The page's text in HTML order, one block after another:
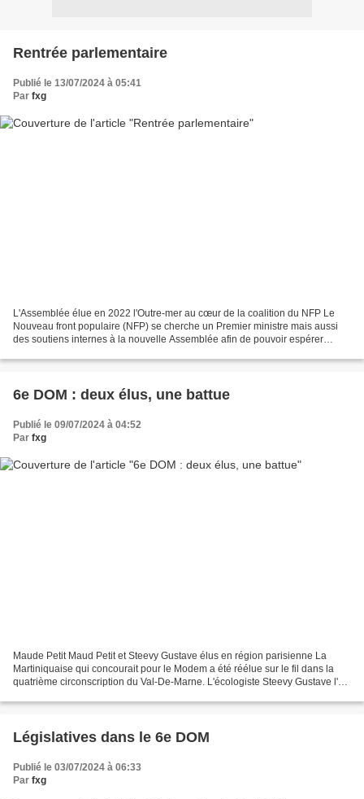
Rentrée parlementaire
Publié le 13/07/2024 à 05:41
Par fxg
L'Assemblée élue en 2022 l'Outre-mer au cœur de la coalition du NFP Le
Nouveau front populaire (NFP) se cherche un Premier ministre mais aussi
des soutiens internes à la nouvelle Assemblée afin de pouvoir espérer
6e DOM : deux élus, une battue
Publié le 09/07/2024 à 04:52
Par fxg
Maude Petit Maud Petit et Steevy Gustave élus en région parisienne La
Martiniquaise qui concourait pour le Modem a été réélue sur le fil dans la
quatrième circonscription du Val-De-Marne. L'écologiste Steevy Gustave l'a
Législatives dans le 6e DOM
Publié le 03/07/2024 à 06:33
Par fxg